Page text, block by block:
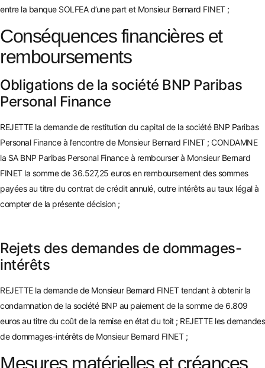
entre la banque SOLFEA d’une part et Monsieur Bernard FINET ;
Conséquences financières et
remboursements
Obligations de la société BNP Paribas
Personal Finance
REJETTE la demande de restitution du capital de la société BNP Paribas
Personal Finance à l’encontre de Monsieur Bernard FINET ; CONDAMNE
la SA BNP Paribas Personal Finance à rembourser à Monsieur Bernard
FINET la somme de 36.527,25 euros en remboursement des sommes
payées au titre du contrat de crédit annulé, outre intérêts au taux légal à
compter de la présente décision ;
Rejets des demandes de dommages-
intérêts
REJETTE la demande de Monsieur Bernard FINET tendant à obtenir la
condamnation de la société BNP au paiement de la somme de 6.809
euros au titre du coût de la remise en état du toit ; REJETTE les demandes
de dommages-intérêts de Monsieur Bernard FINET ;
Mesures matérielles et créances